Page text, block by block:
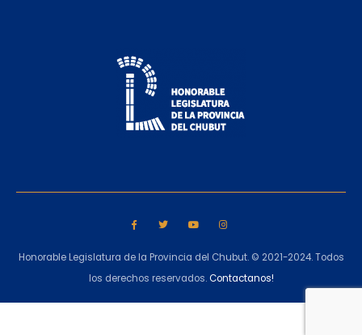
Honorable Legislatura de la Provincia del Chubut. © 2021-2024. Todos
los derechos reservados.Contactanos!